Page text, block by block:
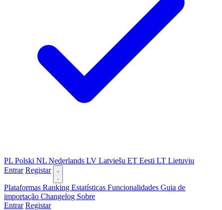
PL Polski NL Nederlands LV Latviešu ET Eesti LT Lietuvių
Entrar Registar
Plataformas Ranking Estatísticas Funcionalidades Guia de
importação Changelog Sobre
Entrar Registar